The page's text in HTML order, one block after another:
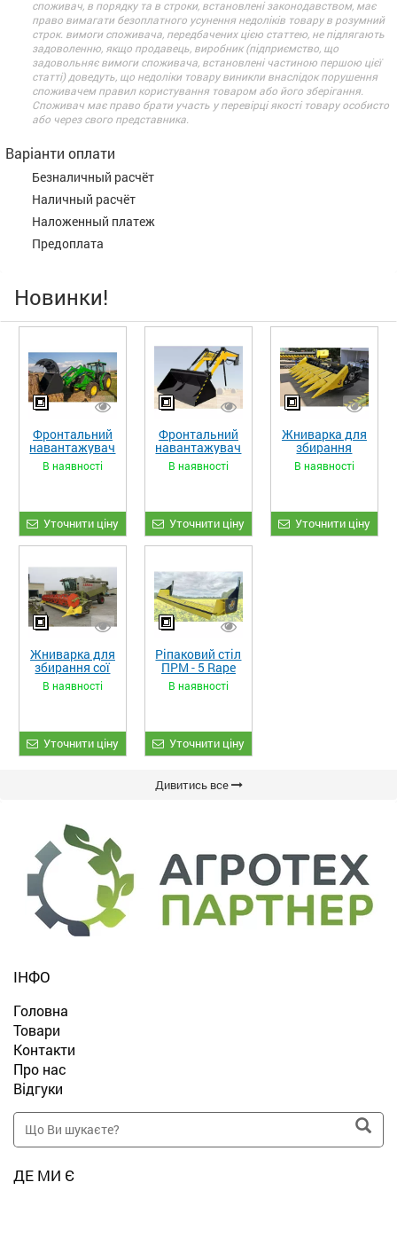
споживач, в порядку та в строки, встановлені законодавством, має
право вимагати безоплатного усунення недоліків товару в розумний
строк. вимоги споживача, передбачених цією статтею, не підлягають
задоволенню, якщо продавець, виробник (підприємство, що
задовольняє вимоги споживача, встановлені частиною першою цієї
статті) доведуть, що недоліки товару виникли внаслідок порушення
споживачем правил користування товаром або його зберігання.
Споживач має право брати участь у перевірці якості товару особисто
або через свого представника.
Варіанти оплати
Безналичный расчёт
Наличный расчёт
Наложенный платеж
Предоплата
Новинки!
Фронтальний
навантажувач
«STRONG XL»
В наявності
Уточнити ціну
Фронтальний
навантажувач
«STRONG»
В наявності
Уточнити ціну
Жниварка для
збирання
кукурудзи
ЖКИ-870
В наявності
Уточнити ціну
Жниварка для
збирання сої
та гороху
«ETTARO»
В наявності
Уточнити ціну
Ріпаковий стіл
ПРМ - 5 Rape
Fiore
В наявності
Уточнити ціну
Дивитись все
ІНФО
Головна
Товари
Контакти
Про нас
Відгуки
ДЕ МИ Є